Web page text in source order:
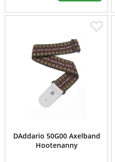
DAddario 50G00 Axelband
Hootenanny